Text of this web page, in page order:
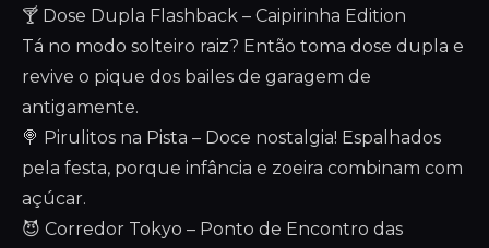
🍸 Dose Dupla Flashback – Caipirinha Edition
Tá no modo solteiro raiz? Então toma dose dupla e
revive o pique dos bailes de garagem de
antigamente.
🍭 Pirulitos na Pista – Doce nostalgia! Espalhados
pela festa, porque infância e zoeira combinam com
açúcar.
😈 Corredor Tokyo – Ponto de Encontro das